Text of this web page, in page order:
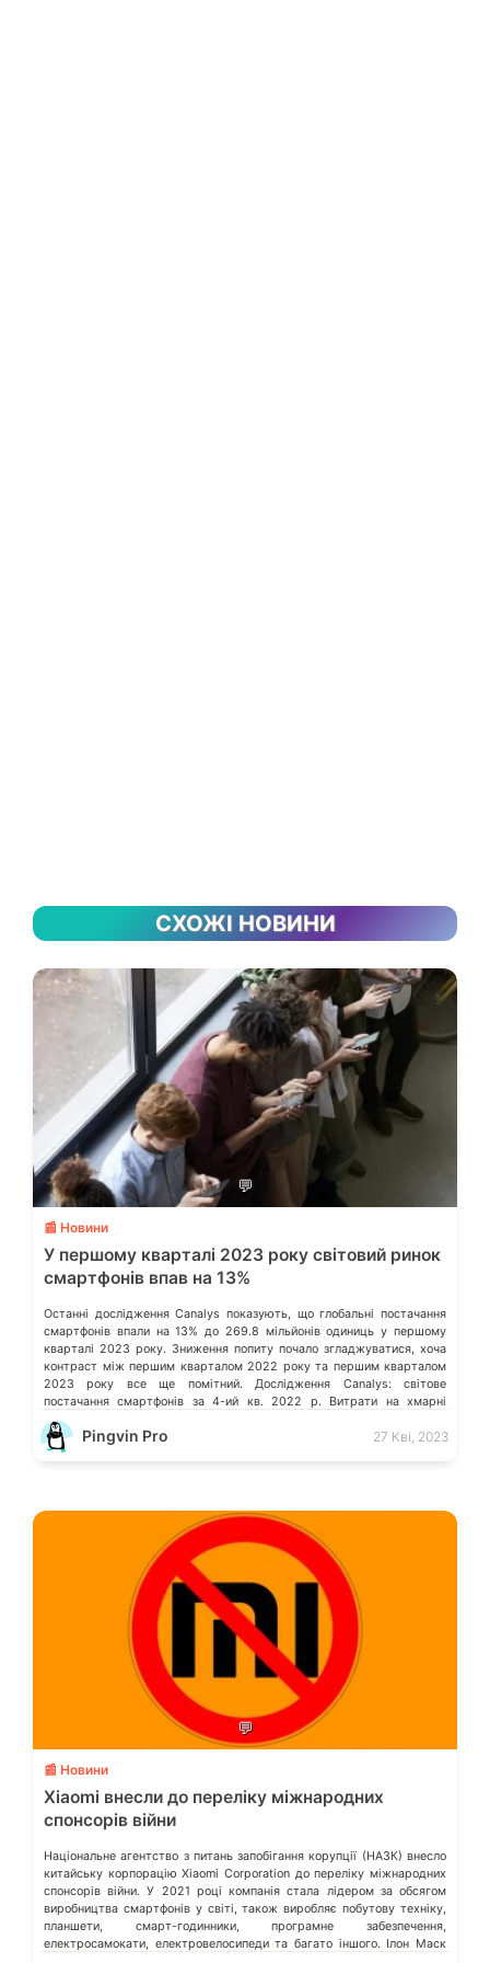
СХОЖІ НОВИНИ
💬
📰 Новини
У першому кварталі 2023 року світовий ринок
смартфонів впав на 13%
Останні дослідження Canalys показують, що глобальні постачання
смартфонів впали на 13% до 269.8 мільйонів одиниць у першому
кварталі 2023 року. Зниження попиту почало згладжуватися, хоча
контраст між першим кварталом 2022 року та першим кварталом
2023 року все ще помітний. Дослідження Canalys: світове
постачання смартфонів за 4-ий кв. 2022 р. Витрати на хмарні
послуги в усьому […]
Pingvin Pro 27 Кві, 2023
💬
📰 Новини
Xiaomi внесли до переліку міжнародних
спонсорів війни
Національне агентство з питань запобігання корупції (НАЗК) внесло
китайську корпорацію Xiaomi Corporation до переліку міжнародних
спонсорів війни. У 2021 році компанія стала лідером за обсягом
виробництва смартфонів у світі, також виробляє побутову техніку,
планшети, смарт-годинники, програмне забезпечення,
електросамокати, електровелосипеди та багато іншого. Ілон Маск